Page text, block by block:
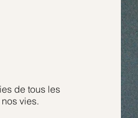
de tous les
vies.